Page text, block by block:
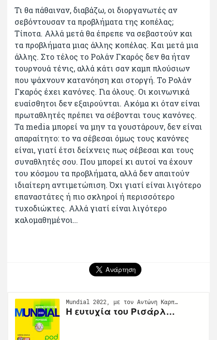
Τι θα πάθαιναν, διαβάζω, οι διοργανωτές αν
σεβόντουσαν τα προβλήματα της κοπέλας;
Τίποτα. Αλλά μετά θα έπρεπε να σεβαστούν και
τα προβλήματα μιας άλλης κοπέλας. Και μετά μια
άλλης. Στο τέλος το Ρολάν Γκαρός δεν θα ήταν
τουρνουά τένις, αλλά κάτι σαν καμπ πλούσιων
που ψάχνουν κατανόηση και στοργή. Το Ρολάν
Γκαρός έχει κανόνες. Για όλους. Οι κοινωνικά
ευαίσθητοι δεν εξαιρούνται. Ακόμα κι όταν είναι
πρωταθλητές πρέπει να σέβονται τους κανόνες.
Τα media μπορεί να μην τα γουστάρουν, δεν είναι
απαραίτητο: το να σέβεσαι όμως τους κανόνες
είναι, γιατί έτσι δείχνεις πως σέβεσαι και τους
συναθλητές σου. Που μπορεί κι αυτοί να έχουν
του κόσμου τα προβλήματα, αλλά δεν απαιτούν
ιδιαίτερη αντιμετώπιση. Όχι γιατί είναι λιγότερο
επαναστάτες ή πιο σκληροί ή περισσότερο
τυχοδιώκτες. Αλλά γιατί είναι λιγότερο
καλομαθημένοι…